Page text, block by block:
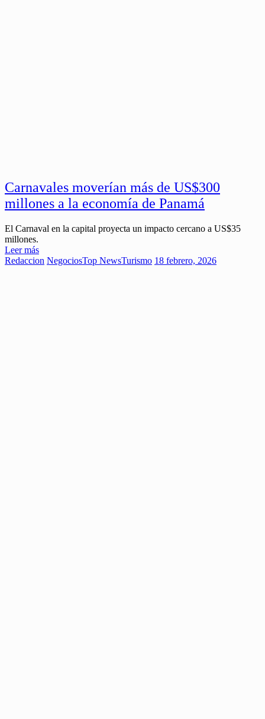
Carnavales moverían más de US$300
millones a la economía de Panamá
El Carnaval en la capital proyecta un impacto cercano a US$35
millones.
Leer más
Redaccion NegociosTop NewsTurismo 18 febrero, 2026